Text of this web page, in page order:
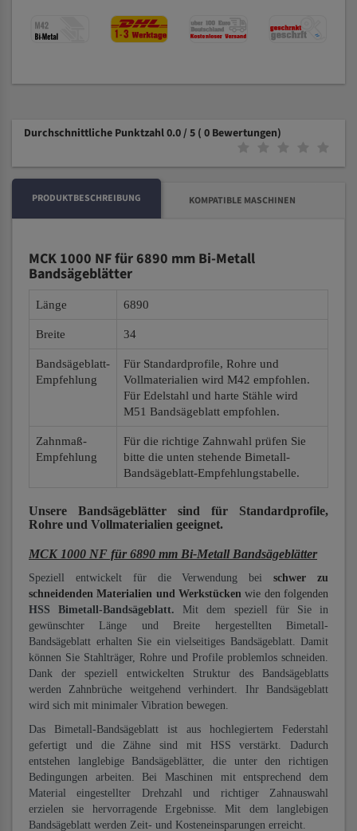
Durchschnittliche Punktzahl 0.0 / 5 ( 0 Bewertungen)
PRODUKTBESCHREIBUNG KOMPATIBLE MASCHINEN
MCK 1000 NF für 6890 mm Bi-Metall
Bandsägeblätter
Länge 6890
Breite 34
Bandsägeblatt-
Empfehlung
Für Standardprofile, Rohre und
Vollmaterialien wird M42 empfohlen.
Für Edelstahl und harte Stähle wird
M51 Bandsägeblatt empfohlen.
Zahnmaß-
Empfehlung
Für die richtige Zahnwahl prüfen Sie
bitte die unten stehende Bimetall-
Bandsägeblatt-Empfehlungstabelle.
Unsere Bandsägeblätter sind für Standardprofile,
Rohre und Vollmaterialien geeignet.
MCK 1000 NF für 6890 mm Bi-Metall Bandsägeblätter
Speziell entwickelt für die Verwendung beischwer zu
schneidenden Materialien und Werkstücken wie den folgenden
HSS Bimetall-Bandsägeblatt. Mit dem speziell für Sie in
gewünschter Länge und Breite hergestellten Bimetall-
Bandsägeblatt erhalten Sie ein vielseitiges Bandsägeblatt. Damit
können Sie Stahlträger, Rohre und Profile problemlos schneiden.
Dank der speziell entwickelten Struktur des Bandsägeblatts
werden Zahnbrüche weitgehend verhindert. Ihr Bandsägeblatt
wird sich mit minimaler Vibration bewegen.
Das Bimetall-Bandsägeblatt ist aus hochlegiertem Federstahl
gefertigt und die Zähne sind mit HSS verstärkt. Dadurch
entstehen langlebige Bandsägeblätter, die unter den richtigen
Bedingungen arbeiten. Bei Maschinen mit entsprechend dem
Material eingestellter Drehzahl und richtiger Zahnauswahl
erzielen sie hervorragende Ergebnisse. Mit dem langlebigen
Bandsägeblatt werden Zeit- und Kosteneinsparungen erreicht.